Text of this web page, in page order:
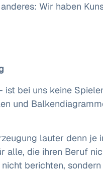
Wir haben
bei uns keine
und
lauter denn
alle, die ihren Beruf
berichten,